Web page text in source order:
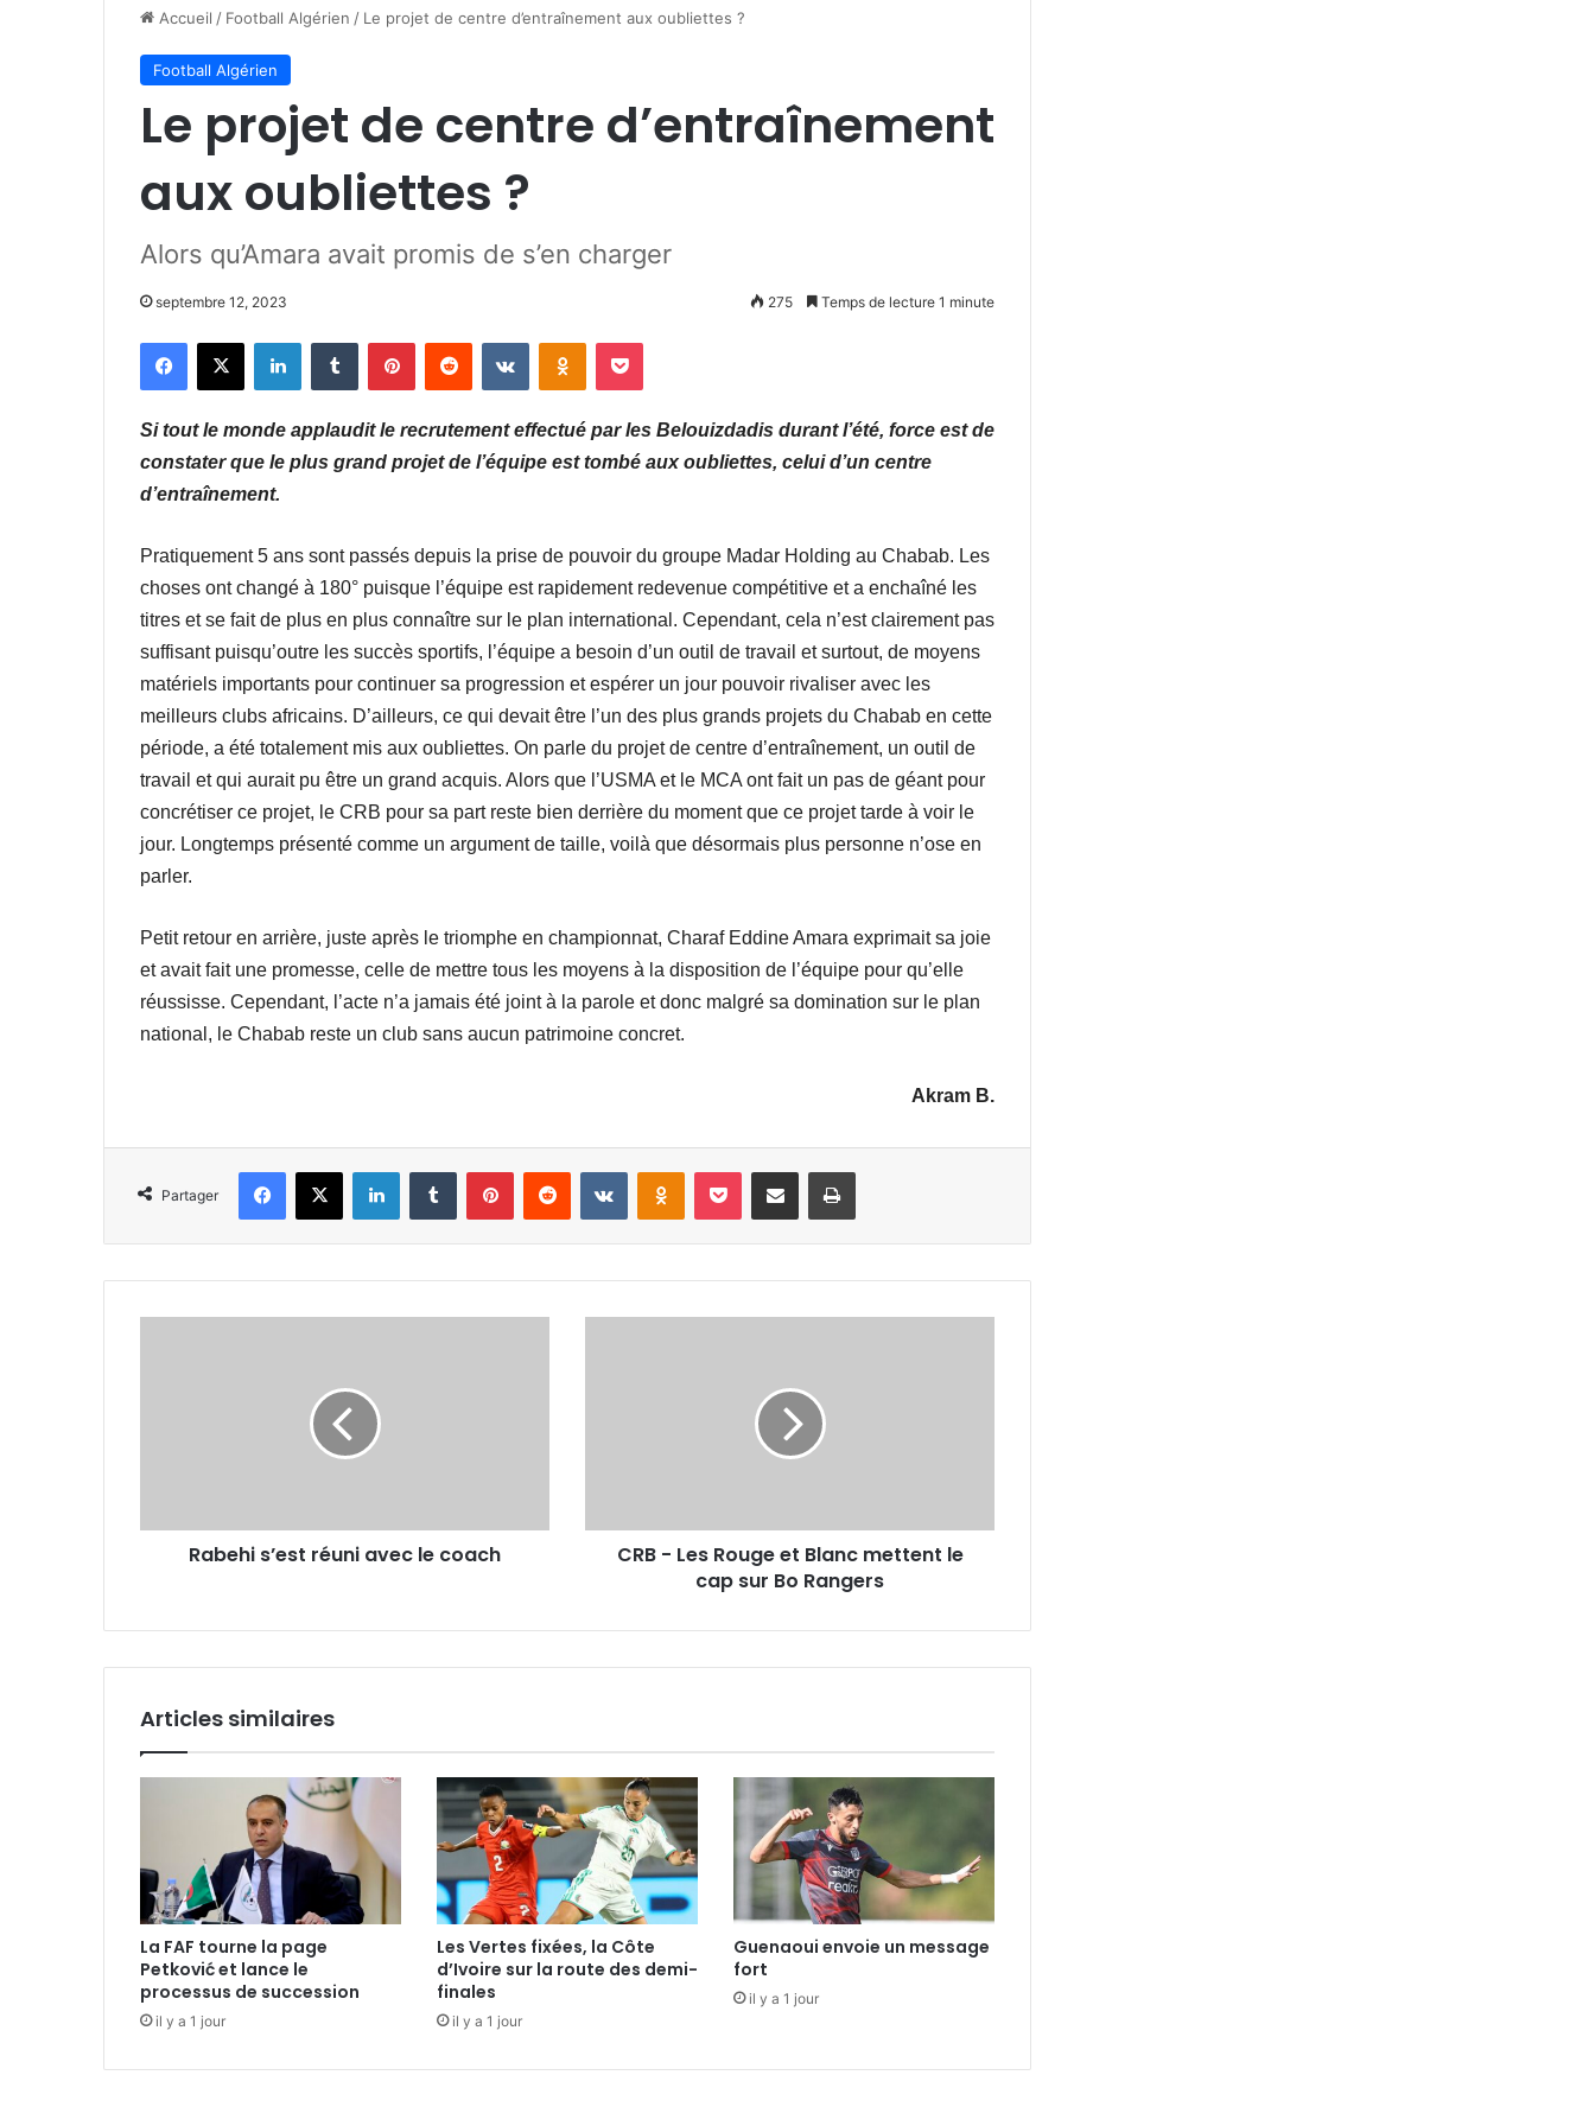
Accueil / Football Algérien / Le projet de centre d’entraînement aux oubliettes ?
Football Algérien
Le projet de centre d’entraînement
aux oubliettes ?
Alors qu’Amara avait promis de s’en charger
septembre 12, 2023 275 Temps de lecture 1 minute
Facebook
X LinkedinTumblr PinterestReddit VKontakteOdnoklassniki
Pocket
Si tout le monde applaudit le recrutement effectué par les Belouizdadis durant l’été, force est de
constater que le plus grand projet de l’équipe est tombé aux oubliettes, celui d’un centre
d’entraînement.
Pratiquement 5 ans sont passés depuis la prise de pouvoir du groupe Madar Holding au Chabab. Les
choses ont changé à 180° puisque l’équipe est rapidement redevenue compétitive et a enchaîné les
titres et se fait de plus en plus connaître sur le plan international. Cependant, cela n’est clairement pas
suffisant puisqu’outre les succès sportifs, l’équipe a besoin d’un outil de travail et surtout, de moyens
matériels importants pour continuer sa progression et espérer un jour pouvoir rivaliser avec les
meilleurs clubs africains. D’ailleurs, ce qui devait être l’un des plus grands projets du Chabab en cette
période, a été totalement mis aux oubliettes. On parle du projet de centre d’entraînement, un outil de
travail et qui aurait pu être un grand acquis. Alors que l’USMA et le MCA ont fait un pas de géant pour
concrétiser ce projet, le CRB pour sa part reste bien derrière du moment que ce projet tarde à voir le
jour. Longtemps présenté comme un argument de taille, voilà que désormais plus personne n’ose en
parler.
Petit retour en arrière, juste après le triomphe en championnat, Charaf Eddine Amara exprimait sa joie
et avait fait une promesse, celle de mettre tous les moyens à la disposition de l’équipe pour qu’elle
réussisse. Cependant, l’acte n’a jamais été joint à la parole et donc malgré sa domination sur le plan
national, le Chabab reste un club sans aucun patrimoine concret.
Akram B.
Partager
Facebook
X LinkedinTumblr PinterestReddit VKontakteOdnoklassniki
Pocket Partager par email Imprimer
Rabehi s’est réuni avec le coach
cap
CRB - Les Rouge et Blanc mettent le
cap sur Bo Rangers
Articles similaires
La FAF tourne la page
Petković et lance le
processus de succession
il y a 1 jour
Les Vertes fixées, la Côte
d’Ivoire sur la route des demi-
finales
il y a 1 jour
Guenaoui envoie un message
fort
il y a 1 jour